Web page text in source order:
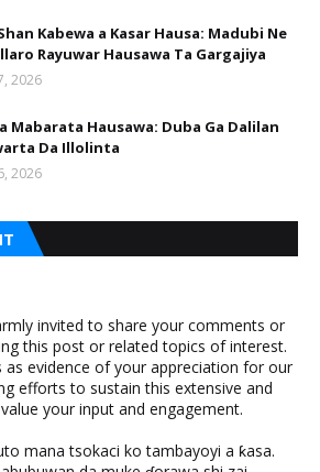
Kabewa a Kasar Hausa: Madubi Ne
Rayuwar Hausawa Ta Gargajiya
2026
Mabarata Hausawa: Duba Ga Dalilan
Da Illolinta
2026
invited to share your comments or
this post or related topics of interest.
as evidence of your appreciation for our
efforts to sustain this extensive and
your input and engagement.
mana tsokaci ko tambayoyi a ƙasa.